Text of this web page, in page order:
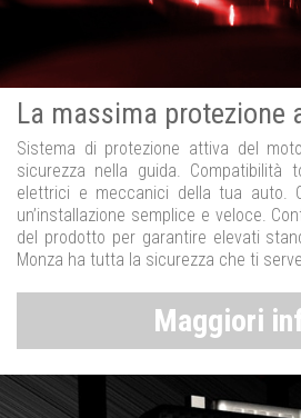
La massima protezione
Sistema di protezione attiva del
sicurezza nella guida.
elettrici e meccanici della tua auto.
un’installazione semplice e veloce.
del prodotto per garantire elevati
Monza ha tutta la sicurezza che ti serve.
Maggiori